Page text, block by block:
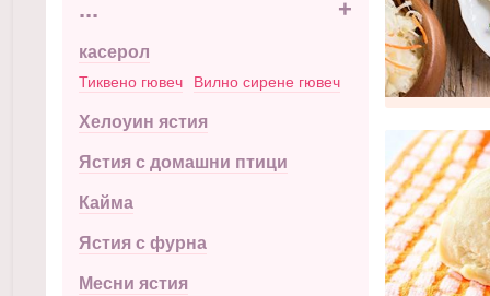
... +
касерол
Тиквено гювеч Вилно сирене гювеч
Хелоуин ястия
Ястия с домашни птици
Кайма
Ястия с фурна
Месни ястия